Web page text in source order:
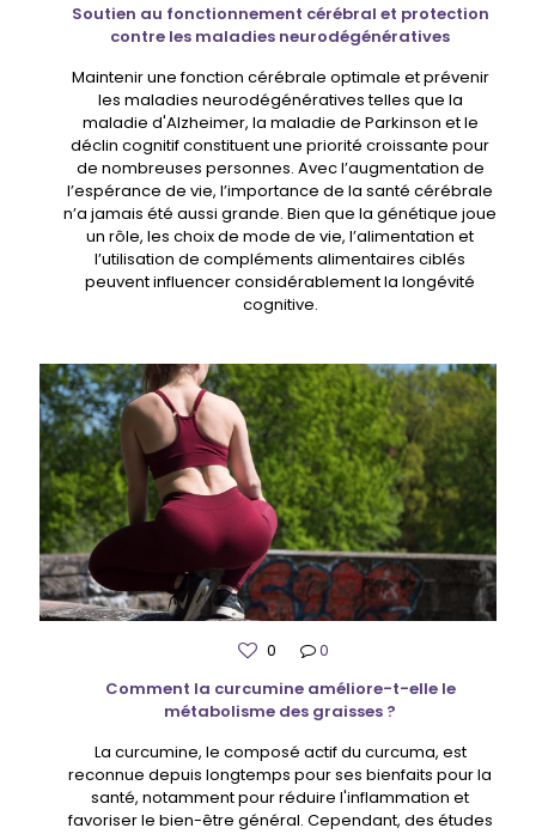
Soutien au fonctionnement cérébral et protection
contre les maladies neurodégénératives
Maintenir une fonction cérébrale optimale et prévenir
les maladies neurodégénératives telles que la
maladie d'Alzheimer, la maladie de Parkinson et le
déclin cognitif constituent une priorité croissante pour
de nombreuses personnes. Avec l’augmentation de
l’espérance de vie, l’importance de la santé cérébrale
n’a jamais été aussi grande. Bien que la génétique joue
un rôle, les choix de mode de vie, l’alimentation et
l’utilisation de compléments alimentaires ciblés
peuvent influencer considérablement la longévité
cognitive.
0
0
Comment la curcumine améliore-t-elle le
métabolisme des graisses ?
La curcumine, le composé actif du curcuma, est
reconnue depuis longtemps pour ses bienfaits pour la
santé, notamment pour réduire l'inflammation et
favoriser le bien-être général. Cependant, des études